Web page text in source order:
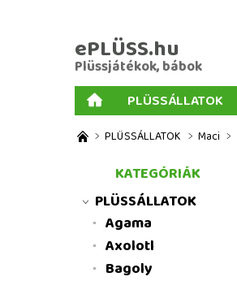
ePLÜSS.hu
Plüssjátékok, bábok
PLÜSSÁLLATOK
AJÁNDÉKOK PLÜSSÖKHÖZ
MENNYISÉGI
PLÜSSÁLLATOK Maci
KATEGÓRIÁK
PLÜSSÁLLATOK
Agama
Axolotl
Bagoly